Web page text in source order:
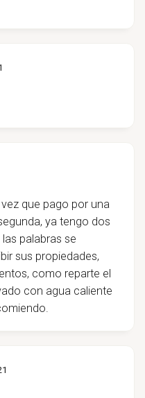
que pago por una
ya tengo dos
palabras se
sus propiedades,
como reparte el
con agua caliente